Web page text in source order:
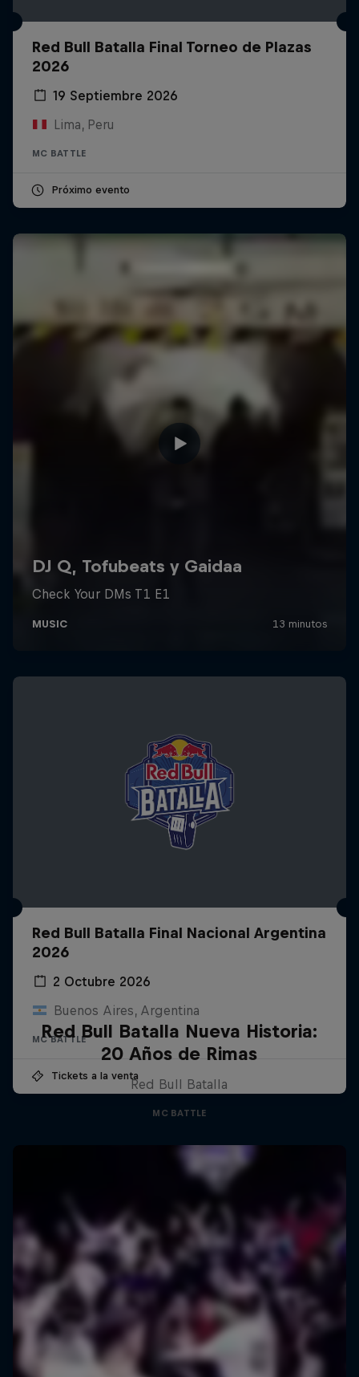
Red Bull Batalla Final Torneo de Plazas
2026
19 Septiembre 2026
Lima, Peru
MC BATTLE
Próximo evento
Red Bull Batalla Final Nacional Argentina
2026
2 Octubre 2026
Buenos Aires, Argentina
MC BATTLE
Tickets a la venta
Red Bull Batalla Nueva Historia:
20 Años de Rimas
Red Bull Batalla
MC BATTLE